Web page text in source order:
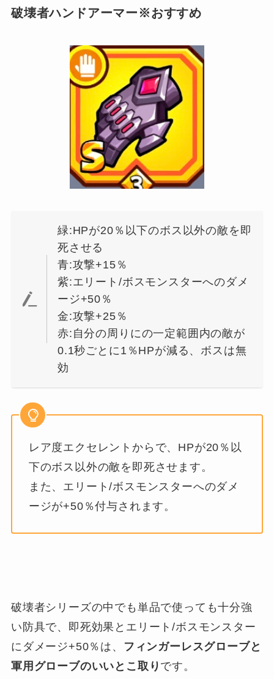
破壊者ハンドアーマー※おすすめ
緑:HPが20％以下のボス以外の敵を即
死させる
青:攻撃+15％
紫:エリート/ボスモンスターへのダメ
ージ+50％
金:攻撃+25％
赤:自分の周りにの一定範囲内の敵が
0.1秒ごとに1％HPが減る、ボスは無
効
レア度エクセレントからで、HPが20％以
下のボス以外の敵を即死させます。
また、エリート/ボスモンスターへのダメ
ージが+50％付与されます。
破壊者シリーズの中でも単品で使っても十分強
い防具で、即死効果とエリート/ボスモンスター
にダメージ+50％は、
フィンガーレスグローブと
軍用グローブのいいとこ取り です。